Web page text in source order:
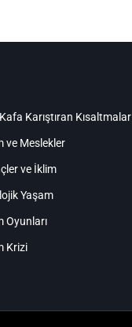
Karıştıran Kısaltmalar
ve Meslekler
ve İklim
Yaşam
Oyunları
Krizi